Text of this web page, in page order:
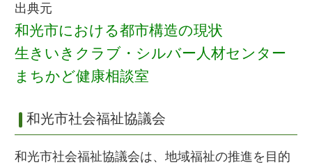
出典元
和光市における都市構造の現状
生きいきクラブ・シルバー人材センター
まちかど健康相談室
和光市社会福祉協議会
和光市社会福祉協議会は、地域福祉の推進を目的